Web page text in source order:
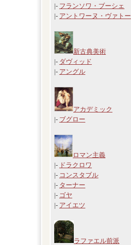
|- フランソワ・ブーシェ
|- アントワーヌ・ヴァトー
新古典美術
|- ダヴィッド
|- アングル
アカデミック
|- ブグロー
ロマン主義
|- ドラクロワ
|- コンスタブル
|- ターナー
|- ゴヤ
|- アイエツ
ラファエル前派